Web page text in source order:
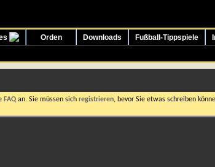
Orden Downloads Fußball-Tippspiele
FAQ an. Sie müssen sich registrieren, bevor Sie etwas schreiben